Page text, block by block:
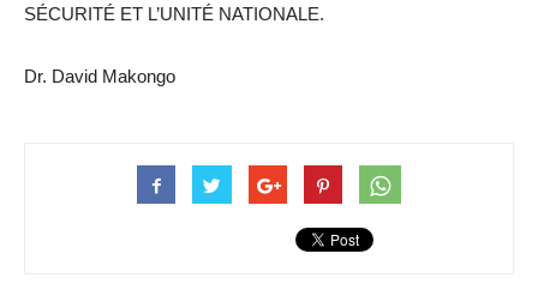
SÉCURITÉ ET L’UNITÉ NATIONALE.
Dr. David Makongo